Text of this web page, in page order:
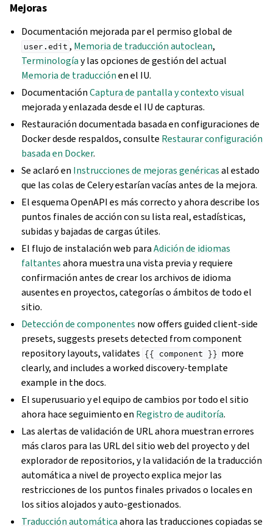
Mejoras
Documentación mejorada par el permiso global de
user.edit , Memoria de traducción autoclean,
Terminologíay las opciones de gestión del actual
Memoria de traducciónen el IU.
DocumentaciónCaptura de pantalla y contexto visual
mejorada y enlazada desde el IU de capturas.
Restauración documentada basada en configuraciones de
Docker desde respaldos, consulte Restaurar configuración
basada en Docker.
Se aclaró en Instrucciones de mejoras genéricasal estado
que las colas de Celery estarían vacías antes de la mejora.
El esquema OpenAPI es más correcto y ahora describe los
puntos finales de acción con su lista real, estadísticas,
subidas y bajadas de cargas útiles.
El flujo de instalación web paraAdición de idiomas
faltantesahora muestra una vista previa y requiere
confirmación antes de crear los archivos de idioma
ausentes en proyectos, categorías o ámbitos de todo el
sitio.
Detección de componentes now offers guided client-side
presets, suggests presets detected from component
repository layouts, validates {{ component }} more
clearly, and includes a worked discovery-template
example in the docs.
El superusuario y el equipo de cambios por todo el sitio
ahora hace seguimiento en Registro de auditoría.
Las alertas de validación de URL ahora muestran errores
más claros para las URL del sitio web del proyecto y del
explorador de repositorios, y la validación de la traducción
automática a nivel de proyecto explica mejor las
restricciones de los puntos finales privados o locales en
los sitios alojados y auto‐gestionados.
Traducción automáticaahora las traducciones copiadas se